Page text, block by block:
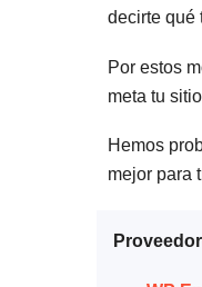
decirte qué
Por estos
meta tu
Hemos
mejor para